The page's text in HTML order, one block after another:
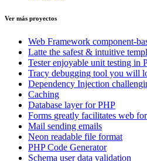
Ver más proyectos
Web Framework component-
Latte the safest & intuitive
Testerenjoyable unit testing in
Tracy debugging tool you will
Dependency Injection
Caching
Database layer for PHP
Forms greatly facilitates web
Mail sending emails
Neon readable file format
PHP Code Generator
Schema user data validation